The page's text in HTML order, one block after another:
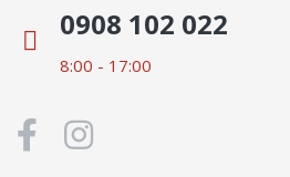
0908 102 022
8:00 - 17:00